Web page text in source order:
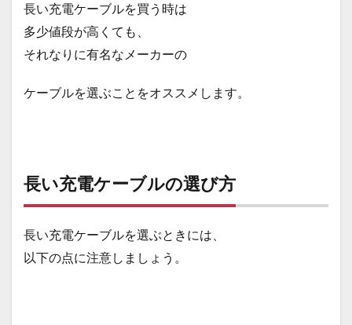
長い充電ケーブルを買う時は
多少値段が高くても、
それなりに有名なメーカーの
ケーブルを選ぶことをオススメします。
長い充電ケーブルの選び方
長い充電ケーブルを選ぶときには、
以下の点に注意しましょう。